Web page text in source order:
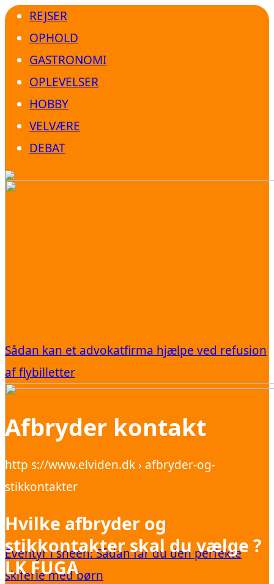
REJSER
OPHOLD
GASTRONOMI
OPLEVELSER
HOBBY
VELVÆRE
DEBAT
Sådan kan et advokatfirma hjælpe ved refusion
af flybilletter
Eventyr i sneen: Sådan får du den perfekte
skiferie med børn
Afbryder kontakt
http s://www.elviden.dk › afbryder-og-
stikkontakter
Hvilke afbryder og
stikkontakter skal du vælge ?
LK FUGA